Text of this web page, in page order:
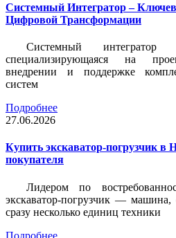
Системный Интегратор –
Цифровой Трансформации
Системный
специализирующаяся на
внедрении и поддержке
систем
Подробнее
27.06.2026
Купить экскаватор-погрузчик в
покупателя
Лидером по
экскаватор-погрузчик — машина,
сразу несколько единиц техники
Подробнее